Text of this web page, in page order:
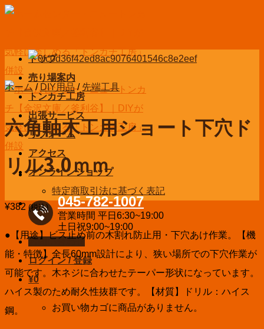
Skip
content
045-782-1007
営業時間 平日6:30~19:00
土日祝9:00~19:00
お問い合わせ
ログイン / 登録
¥0
お買い物カゴに商品がありません。
トップ
売り場案内
トンカチ工房
出張サービス
リフォーム
アクセス
オンラインショップ
特定商取引法に基づく表記
ホーム / DIY用品 / 先端工具
六角軸木工用ショート下穴ド
リル3.0ｍｍ
¥382 (税込)
●【用途】ビス止め前の木割れ防止用・下穴あけ作業。【機
能・特徴】全長60mm設計により、狭い場所での下穴作業が
可能です。木ネジに合わせたテーパー形状になっています。
ハイス製のため耐久性抜群です。【材質】ドリル：ハイス
鋼。